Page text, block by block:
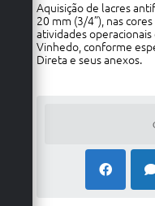
Aquisição de lacres
20 mm (3/4”), nas
atividades operacionais
Vinhedo, conforme
Direta e seus anexos.